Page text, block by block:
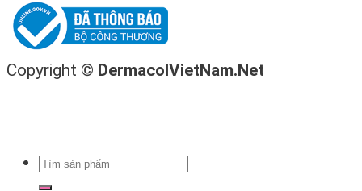
Copyright © DermacolVietNam.Net